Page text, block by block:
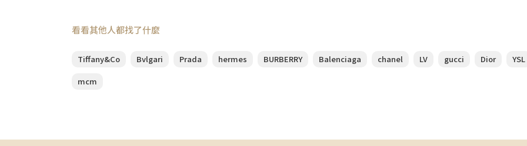
看看其他人都找了什麼
Tiffany&Co Bvlgari Prada hermes BURBERRY Balenciaga chanel LV gucci Dior YSL
mcm